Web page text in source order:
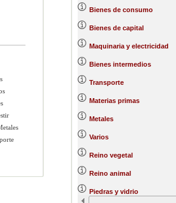
Bienes de consumo
Bienes de capital
Maquinaria y electricidad
Bienes intermedios
Transporte
Materias primas
Metales
Varios
Reino vegetal
Reino animal
Piedras y vidrio